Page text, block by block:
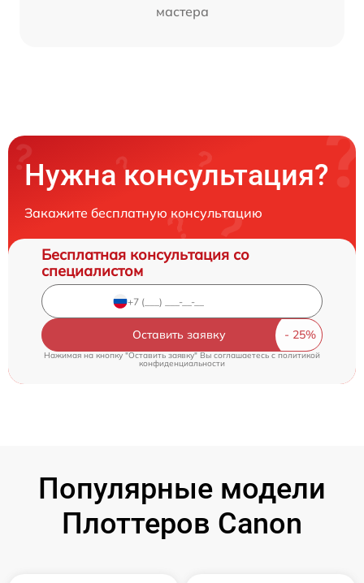
мастера
Нужна консультация?
Закажите бесплатную консультацию
Бесплатная консультация со
специалистом
Оставить заявку
Нажимая на кнопку "Оставить заявку" Вы соглашаетесь c политикой
конфиденциальности
Популярные модели
Плоттеров Canon